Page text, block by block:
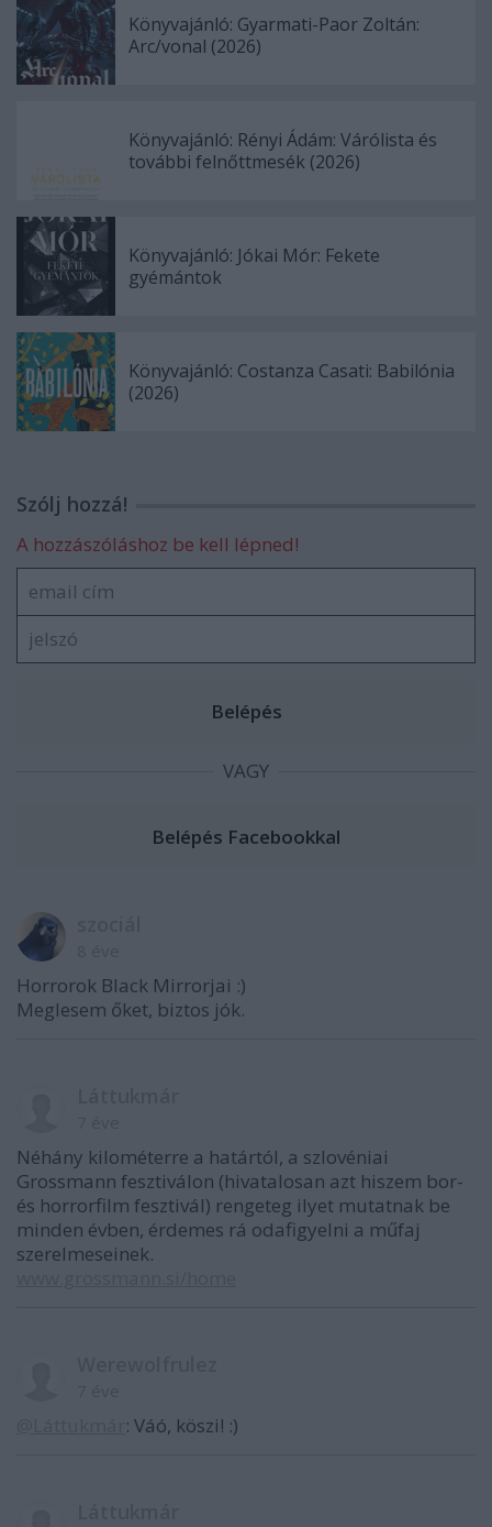
Könyvajánló: Gyarmati-Paor Zoltán:
Arc/vonal (2026)
Könyvajánló: Rényi Ádám: Várólista és
további felnőttmesék (2026)
Könyvajánló: Jókai Mór: Fekete
gyémántok
Könyvajánló: Costanza Casati: Babilónia
(2026)
Szólj hozzá!
A hozzászóláshoz be kell lépned!
VAGY
Horrorok Black Mirrorjai :)
Meglesem őket, biztos jók.
Néhány kilométerre a határtól, a szlovéniai
Grossmann fesztiválon (hivatalosan azt hiszem bor-
és horrorfilm fesztivál) rengeteg ilyet mutatnak be
minden évben, érdemes rá odafigyelni a műfaj
szerelmeseinek.
: Váó, köszi! :)